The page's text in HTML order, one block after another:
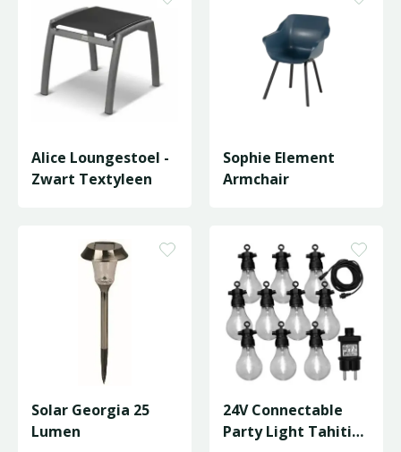
Alice Loungestoel -
Zwart Textyleen
Sophie Element
Armchair
Solar Georgia 25
Lumen
24V Connectable
Party Light Tahiti